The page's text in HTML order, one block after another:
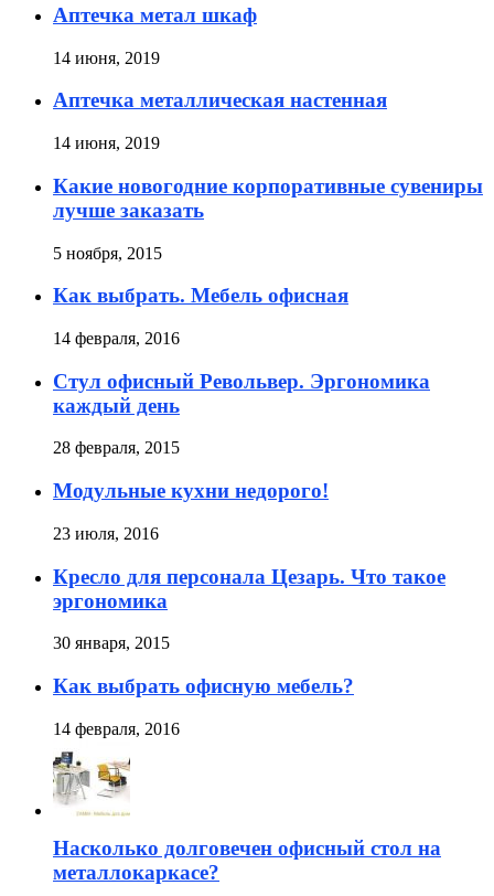
Аптечка метал шкаф
14 июня, 2019
Аптечка металлическая настенная
14 июня, 2019
Какие новогодние корпоративные сувениры
лучше заказать
5 ноября, 2015
Как выбрать. Мебель офисная
14 февраля, 2016
Стул офисный Револьвер. Эргономика
каждый день
28 февраля, 2015
Модульные кухни недорого!
23 июля, 2016
Кресло для персонала Цезарь. Что такое
эргономика
30 января, 2015
Как выбрать офисную мебель?
14 февраля, 2016
Насколько долговечен офисный стол на
металлокаркасе?